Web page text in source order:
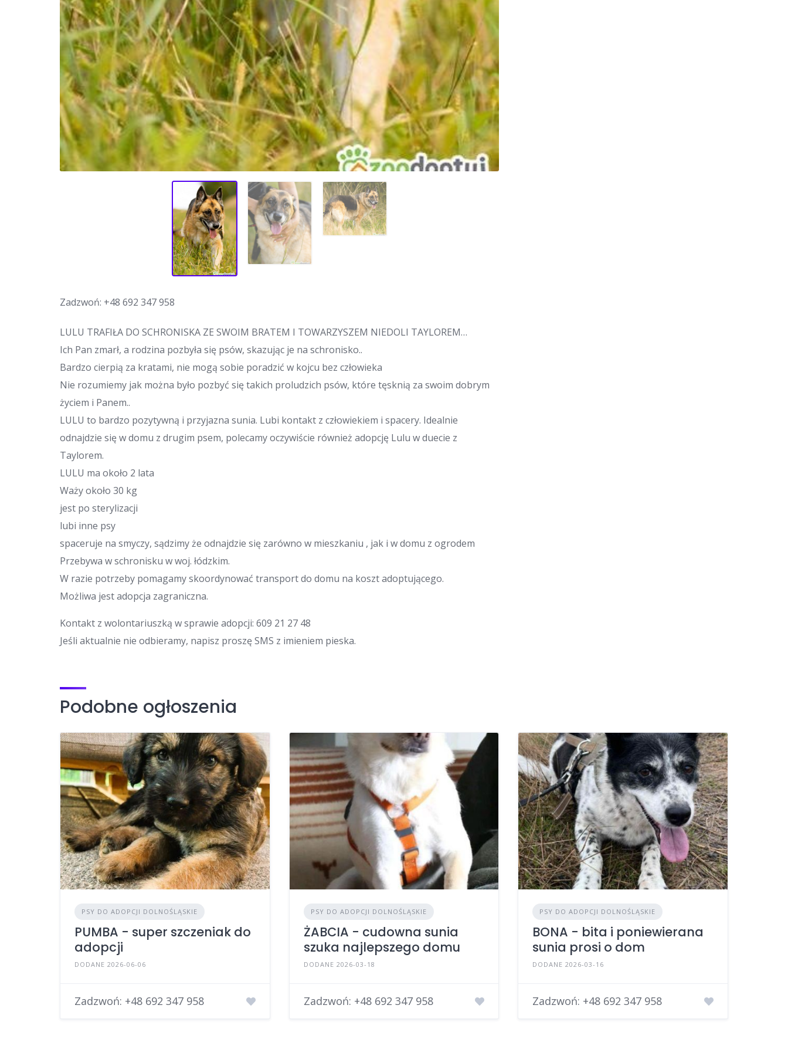
Zadzwoń: +48 692 347 958
LULU TRAFIŁA DO SCHRONISKA ZE SWOIM BRATEM I TOWARZYSZEM NIEDOLI TAYLOREM…
Ich Pan zmarł, a rodzina pozbyła się psów, skazując je na schronisko..
Bardzo cierpią za kratami, nie mogą sobie poradzić w kojcu bez człowieka
Nie rozumiemy jak można było pozbyć się takich proludzich psów, które tęsknią za swoim dobrym
życiem i Panem..
LULU to bardzo pozytywną i przyjazna sunia. Lubi kontakt z człowiekiem i spacery. Idealnie
odnajdzie się w domu z drugim psem, polecamy oczywiście również adopcję Lulu w duecie z
Taylorem.
LULU ma około 2 lata
Waży około 30 kg
jest po sterylizacji
lubi inne psy
spaceruje na smyczy, sądzimy że odnajdzie się zarówno w mieszkaniu , jak i w domu z ogrodem
Przebywa w schronisku w woj. łódzkim.
W razie potrzeby pomagamy skoordynować transport do domu na koszt adoptującego.
Możliwa jest adopcja zagraniczna.
Kontakt z wolontariuszką w sprawie adopcji: 609 21 27 48
Jeśli aktualnie nie odbieramy, napisz proszę SMS z imieniem pieska.
Podobne ogłoszenia
PSY DO ADOPCJI DOLNOŚLĄSKIE
PUMBA - super szczeniak do
adopcji
DODANE 2026-06-06
Zadzwoń: +48 692 347 958
PSY DO ADOPCJI DOLNOŚLĄSKIE
ŻABCIA - cudowna sunia
szuka najlepszego domu
DODANE 2026-03-18
Zadzwoń: +48 692 347 958
PSY DO ADOPCJI DOLNOŚLĄSKIE
BONA - bita i poniewierana
sunia prosi o dom
DODANE 2026-03-16
Zadzwoń: +48 692 347 958